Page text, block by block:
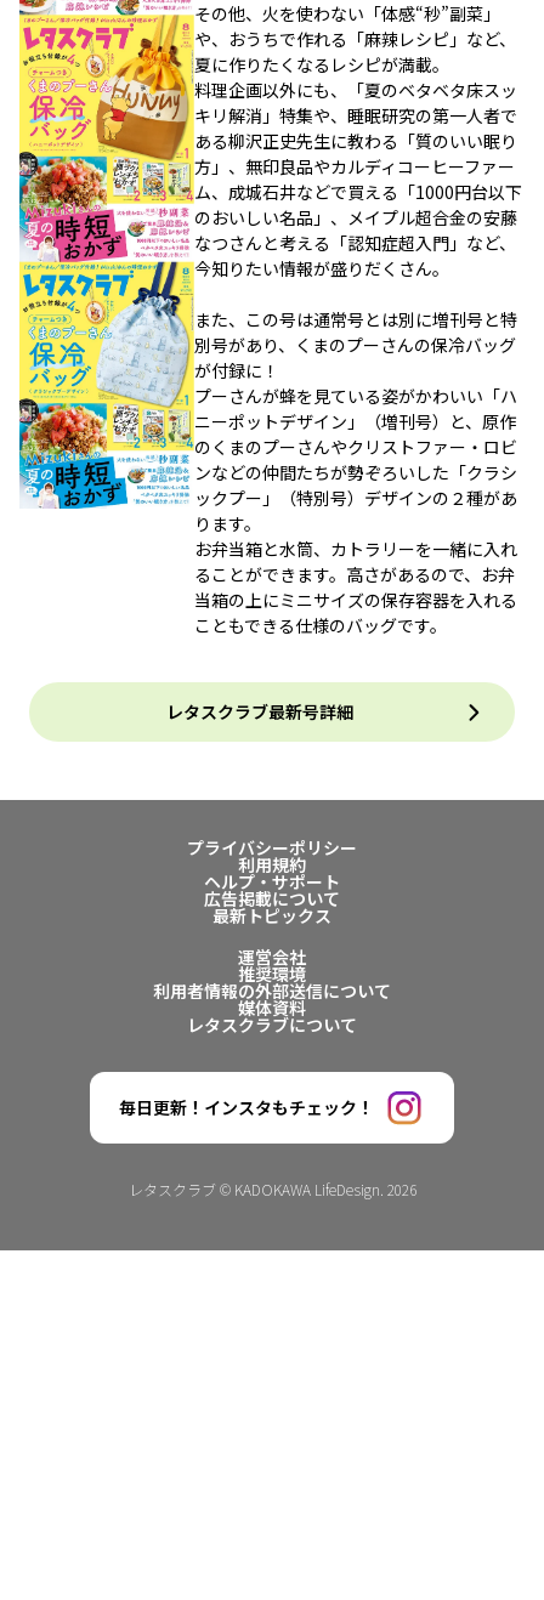
その他、火を使わない「体感“秒”副菜」
や、おうちで作れる「麻辣レシピ」など、
夏に作りたくなるレシピが満載。
料理企画以外にも、「夏のベタベタ床スッ
キリ解消」特集や、睡眠研究の第一人者で
ある柳沢正史先生に教わる「質のいい眠り
方」、無印良品やカルディコーヒーファー
ム、成城石井などで買える「1000円台以下
のおいしい名品」、メイプル超合金の安藤
なつさんと考える「認知症超入門」など、
今知りたい情報が盛りだくさん。
また、この号は通常号とは別に増刊号と特
別号があり、くまのプーさんの保冷バッグ
が付録に！
プーさんが蜂を見ている姿がかわいい「ハ
ニーポットデザイン」（増刊号）と、原作
のくまのプーさんやクリストファー・ロビ
ンなどの仲間たちが勢ぞろいした「クラシ
ックプー」（特別号）デザインの２種があ
ります。
お弁当箱と水筒、カトラリーを一緒に入れ
ることができます。高さがあるので、お弁
当箱の上にミニサイズの保存容器を入れる
こともできる仕様のバッグです。
レタスクラブ最新号詳細
プライバシーポリシー
利用規約
ヘルプ・サポート
広告掲載について
最新トピックス
運営会社
推奨環境
利用者情報の外部送信について
媒体資料
レタスクラブについて
毎日更新！インスタもチェック！
レタスクラブ © KADOKAWA LifeDesign. 2026